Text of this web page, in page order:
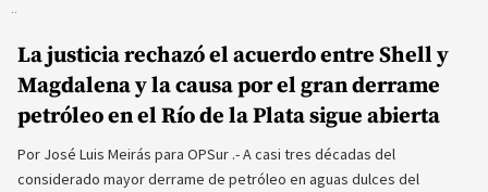
La justicia rechazó el acuerdo entre Shell y
Magdalena y la causa por el gran derrame
petróleo en el Río de la Plata sigue abierta
Por José Luis Meirás para OPSur .- A casi tres décadas del
considerado mayor derrame de petróleo en aguas dulces del